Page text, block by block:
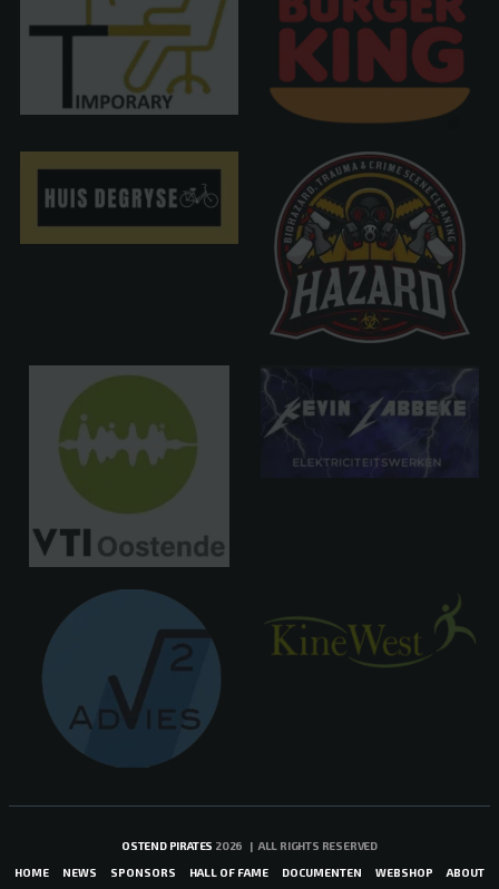
OSTEND PIRATES 2026 | ALL RIGHTS RESERVED
HOME NEWS SPONSORS HALL OF FAME DOCUMENTEN WEBSHOP ABOUT